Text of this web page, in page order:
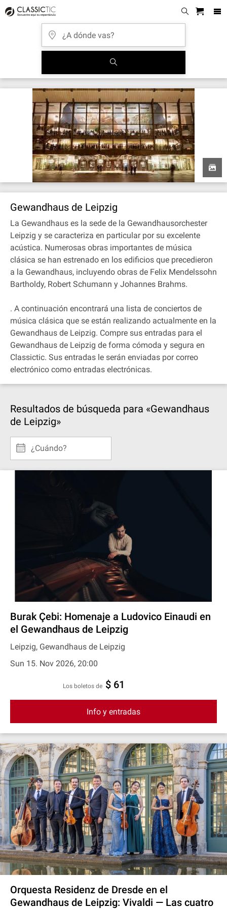
Gewandhaus de Leipzig
La Gewandhaus es la sede de la Gewandhausorchester
Leipzig y se caracteriza en particular por su excelente
acústica. Numerosas obras importantes de música
clásica se han estrenado en los edificios que precedieron
a la Gewandhaus, incluyendo obras de Felix Mendelssohn
Bartholdy, Robert Schumann y Johannes Brahms.
. A continuación encontrará una lista de conciertos de
música clásica que se están realizando actualmente en la
Gewandhaus de Leipzig. Compre sus entradas para el
Gewandhaus de Leipzig de forma cómoda y segura en
Classictic. Sus entradas le serán enviadas por correo
electrónico como entradas electrónicas.
Resultados de búsqueda para «Gewandhaus
de Leipzig»
¿Cuándo?
Burak Çebi: Homenaje a Ludovico Einaudi en
el Gewandhaus de Leipzig
Leipzig, Gewandhaus de Leipzig
Sun 15. Nov 2026, 20:00
Los boletos de $ 61
Info y entradas
Orquesta Residenz de Dresde en el
Gewandhaus de Leipzig: Vivaldi — Las cuatro